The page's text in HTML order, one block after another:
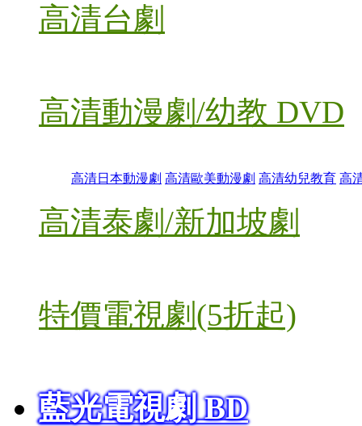
高清台劇
高清動漫劇/幼教 DVD
高清日本動漫劇 高清歐美動漫劇 高清幼兒教育 高
高清泰劇/新加坡劇
特價電視劇(5折起)
藍光電視劇 BD